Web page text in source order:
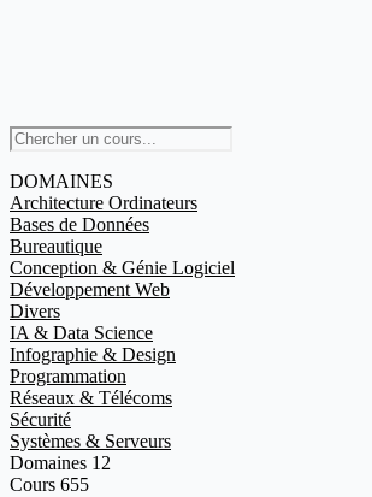
DOMAINES
Architecture Ordinateurs
Bases de Données
Bureautique
Conception & Génie Logiciel
Développement Web
Divers
IA & Data Science
Infographie & Design
Programmation
Réseaux & Télécoms
Sécurité
Systèmes & Serveurs
Domaines 12
Cours 655